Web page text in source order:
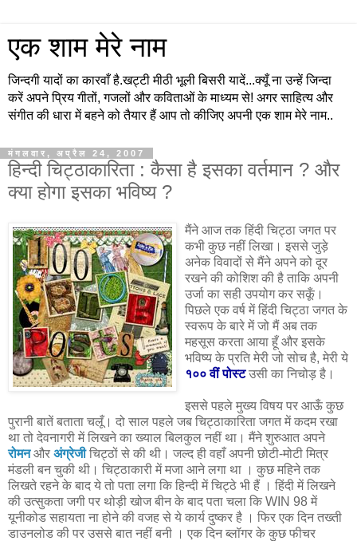
एक शाम मेरे नाम
जिन्दगी यादों का कारवाँ है.खट्टी मीठी भूली बिसरी यादें...क्यूँ ना उन्हें जिन्दा
करें अपने प्रिय गीतों, गजलों और कविताओं के माध्यम से! अगर साहित्य और
संगीत की धारा में बहने को तैयार हैं आप तो कीजिए अपनी एक शाम मेरे नाम..
मंगलवार, अप्रैल 24, 2007
हिन्दी चिट्ठाकारिता : कैसा है इसका वर्तमान ? और
क्या होगा इसका भविष्य ?
मैंने आज तक हिंदी चिट्ठा जगत पर
कभी कुछ नहीं लिखा। इससे जुड़े
अनेक विवादों से मैंने अपने को दूर
रखने की कोशिश की है ताकि अपनी
उर्जा का सही उपयोग कर सकूँ।
पिछले एक वर्ष में हिंदी चिट्ठा जगत के
स्वरूप के बारे में जो मैं अब तक
महसूस करता आया हूँ और इसके
भविष्य के प्रति मेरी जो सोच है, मेरी ये
१०० वीं पोस्टउसी का निचोड़ है।
इससे पहले मुख्य विषय पर आऊँ कुछ
पुरानी बातें बताता चलूँ। दो साल पहले जब चिट्ठाकारिता जगत में कदम रखा
था तो देवनागरी में लिखने का ख्याल बिलकुल नहीं था। मैंने शुरुआत अपने
रोमनऔर अंग्रेजीचिट्ठों से की थी। जल्द ही वहाँ अपनी छोटी-मोटी मित्र
मंडली बन चुकी थी। चिट्ठाकारी में मजा आने लगा था । कुछ महिने तक
लिखते रहने के बाद ये तो पता लगा कि हिन्दी में चिट्ठे भी हैं । हिंदी में लिखने
की उत्सुकता जगी पर थोड़ी खोज बीन के बाद पता चला कि WIN 98 में
यूनीकोड सहायता ना होने की वजह से ये कार्य दुष्कर है । फिर एक दिन तख्ती
डाउनलोड की पर उससे बात नहीं बनी । एक दिन ब्लॉगर के कुछ फीचर